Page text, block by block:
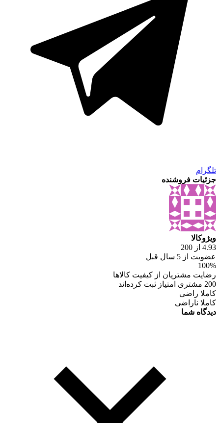
تلگرام
جزئیات فروشنده
ویژوکالا
4.93 از 200
عضویت از 5 سال قبل
100%
رضایت مشتریان از کیفیت کالاها
200 مشتری امتیاز ثبت کرده‌اند
کاملا راضی
کاملا ناراضی
دیدگاه شما